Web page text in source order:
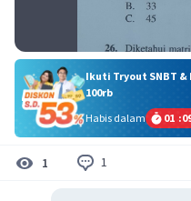
Ikuti Tryout SNBT &
100rb
Habis dalam
01 :
1 1